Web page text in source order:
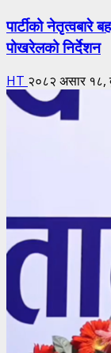
पार्टीको नेतृत्वबारे
पोखरेलको निर्देशन
HT २०८२ असार १८,